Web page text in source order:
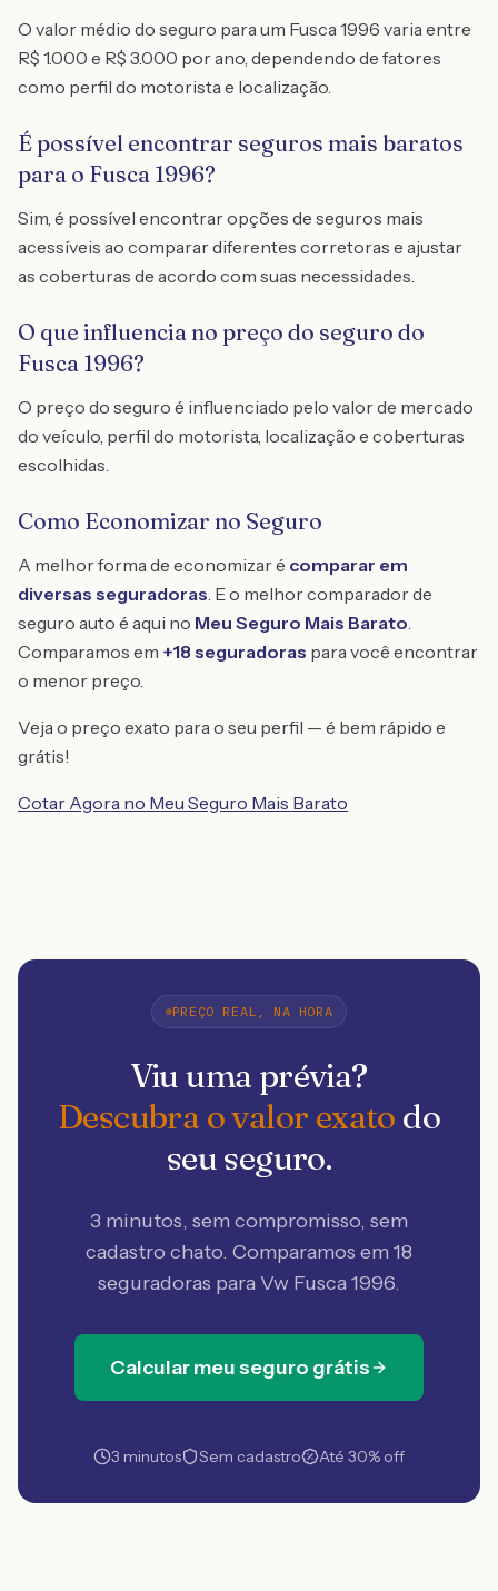
O valor médio do seguro para um Fusca 1996 varia entre
R$ 1.000 e R$ 3.000 por ano, dependendo de fatores
como perfil do motorista e localização.
É possível encontrar seguros mais baratos
para o Fusca 1996?
Sim, é possível encontrar opções de seguros mais
acessíveis ao comparar diferentes corretoras e ajustar
as coberturas de acordo com suas necessidades.
O que influencia no preço do seguro do
Fusca 1996?
O preço do seguro é influenciado pelo valor de mercado
do veículo, perfil do motorista, localização e coberturas
escolhidas.
Como Economizar no Seguro
A melhor forma de economizar é comparar em
diversas seguradoras. E o melhor comparador de
seguro auto é aqui no Meu Seguro Mais Barato.
Comparamos em +18 seguradoras para você encontrar
o menor preço.
Veja o preço exato para o seu perfil — é bem rápido e
grátis!
Cotar Agora no Meu Seguro Mais Barato
PREÇO REAL, NA HORA
Viu uma prévia?
Descubra o valor exato do
seu seguro.
3 minutos, sem compromisso, sem
cadastro chato. Comparamos em 18
seguradoras para Vw Fusca 1996.
Calcular meu seguro grátis
3 minutos Sem cadastro Até 30% off